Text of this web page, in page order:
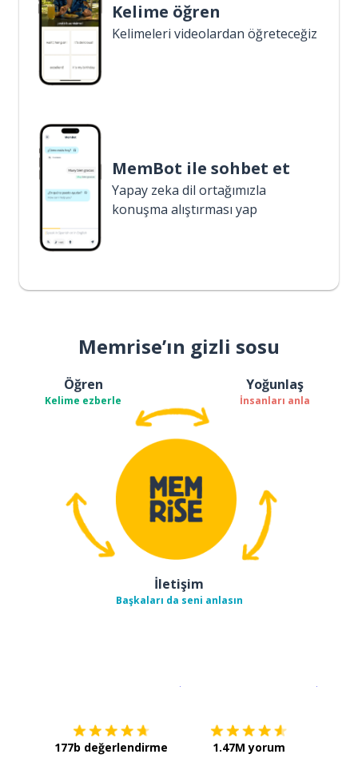
Kelime öğren
Kelimeleri videolardan öğreteceğiz
MemBot ile sohbet et
Yapay zeka dil ortağımızla
konuşma alıştırması yap
Memrise’ın gizli sosu
Öğren
Kelime ezberle
Yoğunlaş
İnsanları anla
İletişim
Başkaları da seni anlasın
177b değerlendirme 1.47M yorum